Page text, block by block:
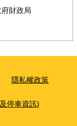
財政局
隱私權政策
停車資訊)